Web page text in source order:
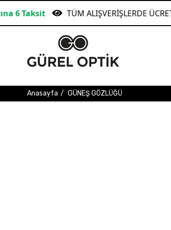
TÜM ALIŞVERİŞLERDE ÜCRETSİZ KARGO!
Anasayfa GÜNEŞ GÖZLÜĞÜ